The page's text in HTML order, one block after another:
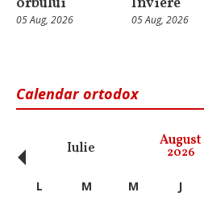
05 Aug, 2026 05 Aug, 2026
Calendar ortodox
Iulie August
2026
‹ L M M J